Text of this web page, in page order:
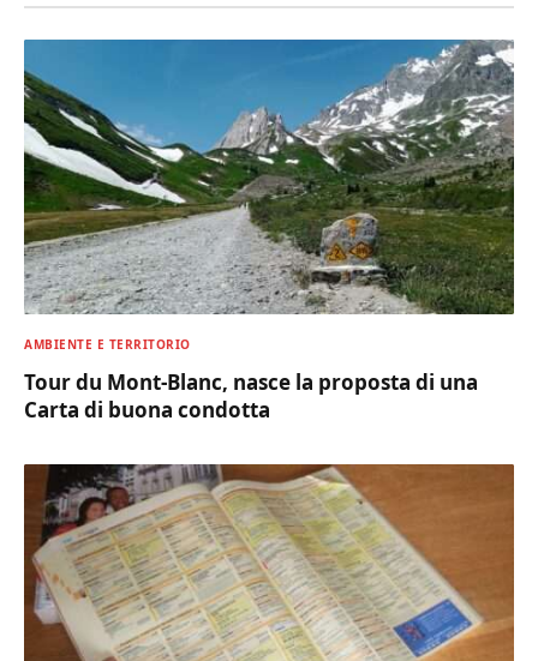
AMBIENTE E TERRITORIO
Tour du Mont-Blanc, nasce la proposta di una
Carta di buona condotta